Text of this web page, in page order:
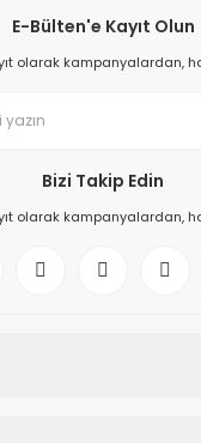
E-Bülten'e Kayıt Olun
olarak kampanyalardan,
Bizi Takip Edin
olarak kampanyalardan,